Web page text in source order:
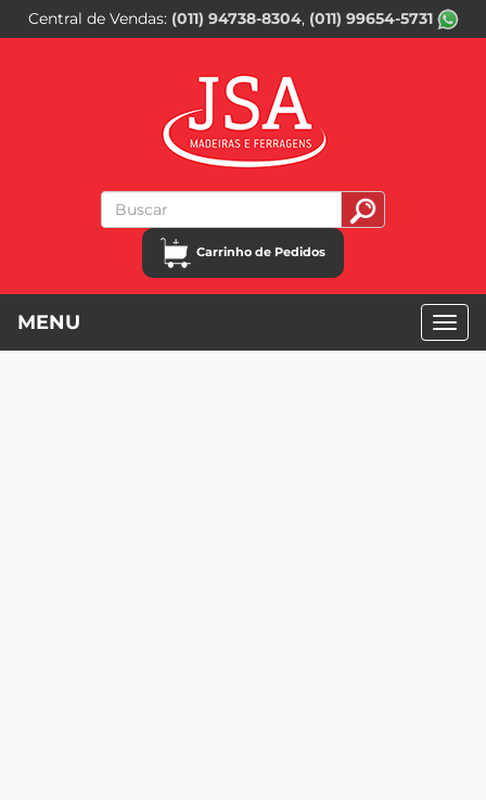
Central de Vendas (011) 94738-8304 (011) 99654-5731
Carrinho de Pedidos
MENU